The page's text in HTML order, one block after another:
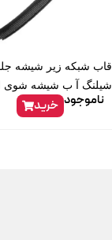
شیلنگ آ ب شیشه شوی
ناموجود خرید